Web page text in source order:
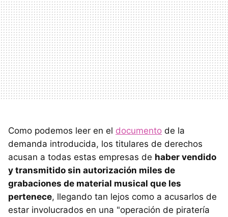
Como podemos leer en el documento de la
demanda introducida, los titulares de derechos
acusan a todas estas empresas de haber vendido
y transmitido sin autorización miles de
grabaciones de material musical que les
pertenece, llegando tan lejos como a acusarlos de
estar involucrados en una "operación de piratería